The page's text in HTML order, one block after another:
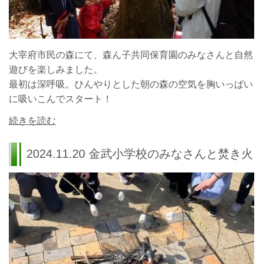
大宰府市民の森にて、森ん子共同保育園のみなさんと自然
遊びを楽しみました。
最初は深呼吸。ひんやりとした朝の森の空気を胸いっぱい
に吸いこんでスタート！
続きを読む
2024.11.20 金武小学校のみなさんと焚き火